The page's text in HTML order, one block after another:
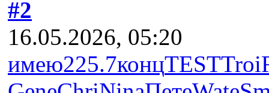
#2
16.05.2026, 05:20
имею225.7концTESTTroi